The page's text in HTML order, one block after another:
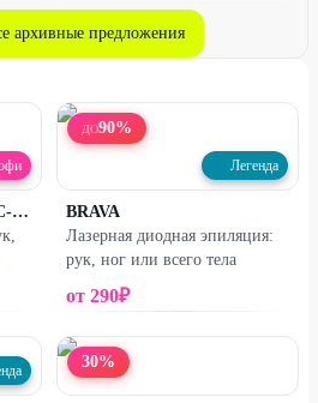
архивные предложения
Клиника Открытие МКС-МЕД
ДО90%
Легенда
BRAVA
Лазерная диодная эпиляция:
рук, ног или всего тела
от 290₽
30%